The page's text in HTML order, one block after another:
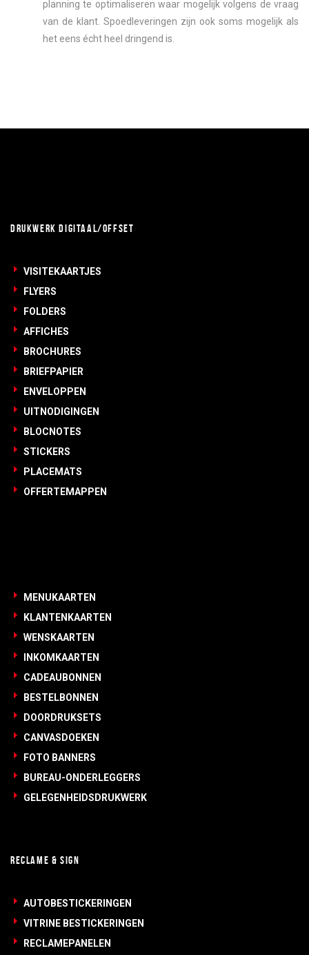
planning te optimaliseren waar mogelijk volgens de vraag
van de klant. Spoedleveringen zijn ook soms mogelijk als
het eens écht heel dringend is.
DRUKWERK DIGITAAL/OFFSET
VISITEKAARTJES
FLYERS
FOLDERS
AFFICHES
BROCHURES
BRIEFPAPIER
ENVELOPPEN
UITNODIGINGEN
BLOCNOTES
STICKERS
PLACEMATS
OFFERTEMAPPEN
MENUKAARTEN
KLANTENKAARTEN
WENSKAARTEN
INKOMKAARTEN
CADEAUBONNEN
BESTELBONNEN
DOORDRUKSETS
CANVASDOEKEN
FOTO BANNERS
BUREAU-ONDERLEGGERS
GELEGENHEIDSDRUKWERK
RECLAME & SIGN
AUTOBESTICKERINGEN
VITRINE BESTICKERINGEN
RECLAMEPANELEN